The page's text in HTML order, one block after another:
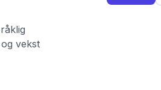
vekst